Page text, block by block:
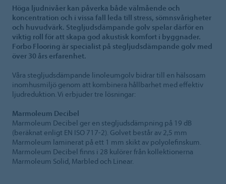
Höga ljudnivåer kan påverka både välmående och
koncentration och i vissa fall leda till stress, sömnsvårigheter
och huvudvärk. Stegljudsdämpande golv spelar därför en
viktig roll för att skapa god akustisk komfort i byggnader.
Forbo Flooring är specialist på stegljudsdämpande golv med
över 30 års erfarenhet.
Våra stegljudsdämpande linoleumgolv bidrar till en hälsosam
inomhusmiljö genom att kombinera hållbarhet med effektiv
ljudreduktion. Vi erbjuder tre lösningar:
Marmoleum Decibel
Marmoleum Decibel ger en stegljudsdämpning på 19 dB
(beräknat enligt EN ISO 717-2). Golvet består av 2,5 mm
Marmoleum laminerat på ett 1 mm skikt av polyolefinskum.
Marmoleum Decibel finns i 28 kulörer från kollektionerna
Marmoleum Solid, Marbled och Linear.